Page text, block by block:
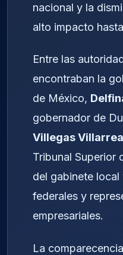
nacional y la
alto impacto
Entre las
encontraban la
de México,
gobernador de
Villegas
Tribunal Superior
del gabinete
federales y
empresariales.
La